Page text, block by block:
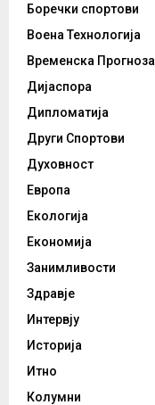
Боречки спортови
Воена Технологија
Временска Прогноза
Дијаспора
Дипломатија
Други Спортови
Духовност
Европа
Екологија
Економија
Занимливости
Здравје
Интервју
Историја
Итно
Колумни